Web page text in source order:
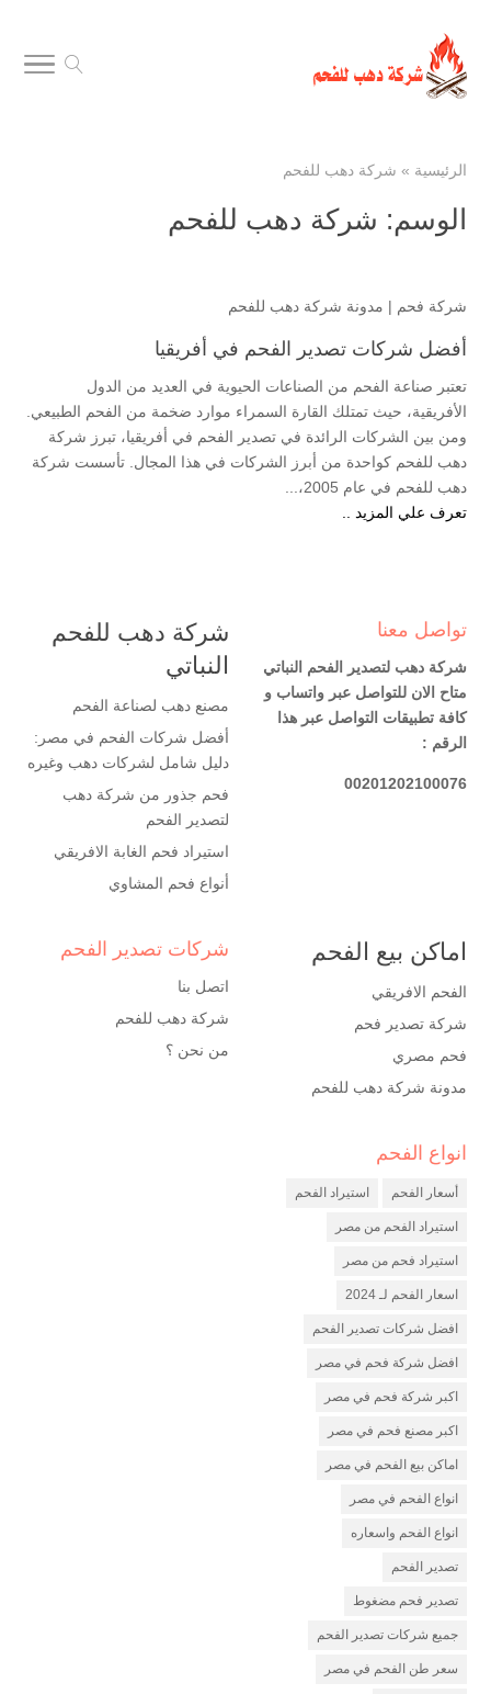
الرئيسية » شركة دهب للفحم
الوسم: شركة دهب للفحم
شركة فحم | مدونة شركة دهب للفحم
أفضل شركات تصدير الفحم في أفريقيا
تعتبر صناعة الفحم من الصناعات الحيوية في العديد من الدول
الأفريقية، حيث تمتلك القارة السمراء موارد ضخمة من الفحم الطبيعي.
ومن بين الشركات الرائدة في تصدير الفحم في أفريقيا، تبرز شركة
دهب للفحم كواحدة من أبرز الشركات في هذا المجال. تأسست شركة
دهب للفحم في عام 2005،...
تعرف علي المزيد ..
تواصل معنا
شركة دهب لتصدير الفحم النباتي
متاح الان للتواصل عبر واتساب و
كافة تطبيقات التواصل عبر هذا
الرقم :
00201202100076
شركة دهب للفحم
النباتي
مصنع دهب لصناعة الفحم
أفضل شركات الفحم في مصر:
دليل شامل لشركات دهب وغيره
فحم جذور من شركة دهب
لتصدير الفحم
استيراد فحم الغابة الافريقي
أنواع فحم المشاوي
اماكن بيع الفحم
الفحم الافريقي
شركة تصدير فحم
فحم مصري
مدونة شركة دهب للفحم
شركات تصدير الفحم
اتصل بنا
شركة دهب للفحم
من نحن ؟
انواع الفحم
أسعار الفحم استيراد الفحم
استيراد الفحم من مصر
استيراد فحم من مصر
اسعار الفحم لـ 2024
افضل شركات تصدير الفحم
افضل شركة فحم في مصر
اكبر شركة فحم في مصر
اكبر مصنع فحم في مصر
اماكن بيع الفحم في مصر
انواع الفحم في مصر
انواع الفحم واسعاره
تصدير الفحم
تصدير فحم مضغوط
جميع شركات تصدير الفحم
سعر طن الفحم في مصر